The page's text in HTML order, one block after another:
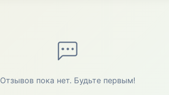
Отзывов пока нет. Будьте первым!